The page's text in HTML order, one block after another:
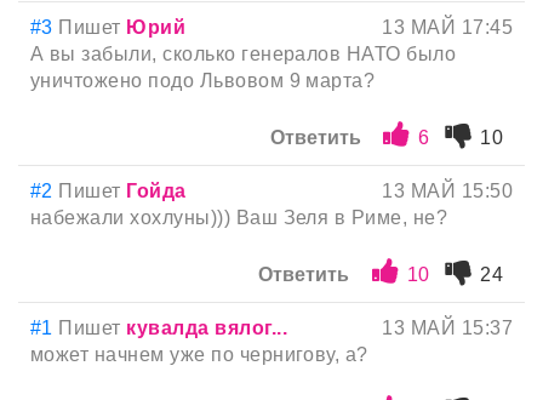
#3 Пишет Юрий
13 МАЙ 17:45
А вы забыли, сколько генералов НАТО было
уничтожено подо Львовом 9 марта?
Ответить 6 10
#2 Пишет Гойда
13 МАЙ 15:50
набежали хохлуны))) Ваш Зеля в Риме, не?
Ответить 10 24
#1 Пишет кyвалда вялог...
13 МАЙ 15:37
может начнем уже по чернигову, а?